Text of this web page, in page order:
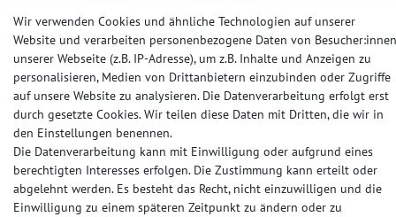
Impressum Daten­schutz­erklärung AGB
Barrierefreiheitserklärung Widerrufs­recht Kontakt
Wir verwenden Cookies und ähnliche Technologien auf unserer
Website und verarbeiten personenbezogene Daten von Besucher:innen
unserer Webseite (z.B. IP-Adresse), um z.B. Inhalte und Anzeigen zu
personalisieren, Medien von Drittanbietern einzubinden oder Zugriffe
auf unsere Website zu analysieren. Die Datenverarbeitung erfolgt erst
durch gesetzte Cookies. Wir teilen diese Daten mit Dritten, die wir in
den Einstellungen benennen.
Die Datenverarbeitung kann mit Einwilligung oder aufgrund eines
berechtigten Interesses erfolgen. Die Zustimmung kann erteilt oder
abgelehnt werden. Es besteht das Recht, nicht einzuwilligen und die
Einwilligung zu einem späteren Zeitpunkt zu ändern oder zu
© Copyright 2024-2025 | Alle Rechte vorbehalten.